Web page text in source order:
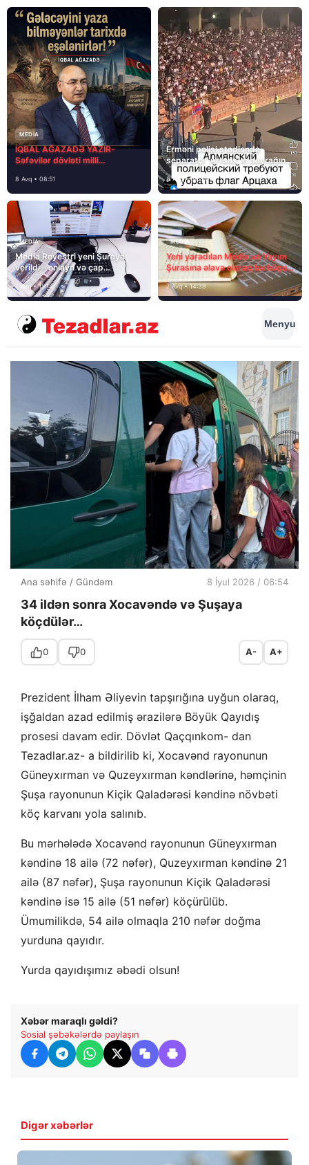
MEDİA
İQBAL AĞAZADƏ YAZIR-
Səfəvilər dövləti milli
8 Avq • 08:51
Erməni polisi stadionda
separatçı “Artsax”ın bayrağını
müsadirə etdi və…
8 Avq • 08:39
MEDİA
Media Reyestri yeni Şuraya
verildi – onlayn və çap
mediasını nə gözləyir?
7 Avq • 15:14
MEDİA
Yeni yaradılan Media və Yayım
Şurasına əlavə olaraq bu hüquq
və vəzifələr də verilib
7 Avq • 14:38
Menyu
Ana səhifə / Gündəm 8 İyul 2026 / 06:54
34 ildən sonra Xocavəndə və Şuşaya
köçdülər…
0 0 A- A+
Prezident İlham Əliyevin tapşırığına uyğun olaraq,
işğaldan azad edilmiş ərazilərə Böyük Qayıdış
prosesi davam edir. Dövlət Qaçqınkom- dan
Tezadlar.az- a bildirilib ki, Xocavənd rayonunun
Güneyxırman və Quzeyxırman kəndlərinə, həmçinin
Şuşa rayonunun Kiçik Qaladərəsi kəndinə növbəti
köç karvanı yola salınıb.
Bu mərhələdə Xocavənd rayonunun Güneyxırman
kəndinə 18 ailə (72 nəfər), Quzeyxırman kəndinə 21
ailə (87 nəfər), Şuşa rayonunun Kiçik Qaladərəsi
kəndinə isə 15 ailə (51 nəfər) köçürülüb.
Ümumilikdə, 54 ailə olmaqla 210 nəfər doğma
yurduna qayıdır.
Yurda qayıdışımız əbədi olsun!
Xəbər maraqlı gəldi?
Sosial şəbəkələrdə paylaşın
Digər xəbərlər